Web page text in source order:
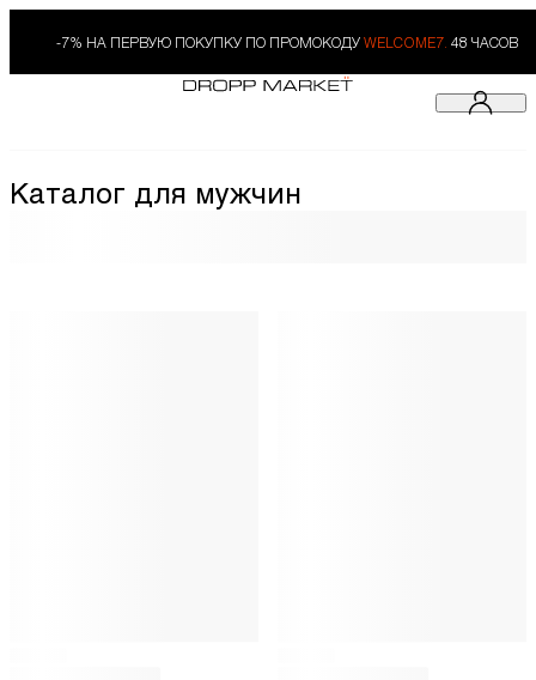
-7% НА ПЕРВУЮ ПОКУПКУ ПО ПРОМОКОДУ WELCOME7. 48 ЧАСОВ
Каталог для мужчин